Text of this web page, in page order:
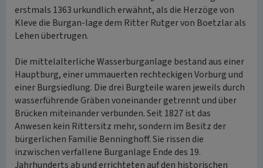
erstmals 1363 urkundlich erwähnt, als die Herzöge von
Kleve die Burgan-lage dem Ritter Rutger von Boetzlar als
Lehen übertrugen.
Die mittelalterliche Wasserburganlage bestand aus einer
Hauptburg, einer ummauerten rechteckigen Vorburg und
einer Burgsiedlung. Die drei Burgteile waren jeweils durch
wasserführende Gräben voneinander getrennt und über
Brücken miteinander verbunden. Seit 1827 ist das
Anwesen kein Rittersitz mehr, sondern im Besitz der
bürgerlichen Familie Benninghoff. Sie rissen die
inzwischen verfallene Burganlage Ende des 19.
Jahrhunderts ab und errichteten auf den historischen